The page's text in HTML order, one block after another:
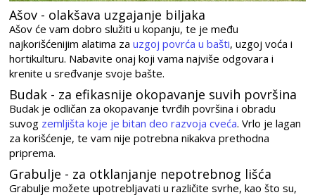
Ašov - olakšava uzgajanje biljaka
Ašov će vam dobro služiti u kopanju, te je među
najkorišćenijim alatima zauzgoj povrća u bašti, uzgoj voća i
hortikulturu. Nabavite onaj koji vama najviše odgovara i
krenite u sređvanje svoje bašte.
Budak - za efikasnije okopavanje suvih površina
Budak je odličan za okopavanje tvrđih površina i obradu
suvog zemljišta koje je bitan deo razvoja cveća. Vrlo je lagan
za korišćenje, te vam nije potrebna nikakva prethodna
priprema.
Grabulje - za otklanjanje nepotrebnog lišća
Grabulje možete upotrebljavati u različite svrhe, kao što su,